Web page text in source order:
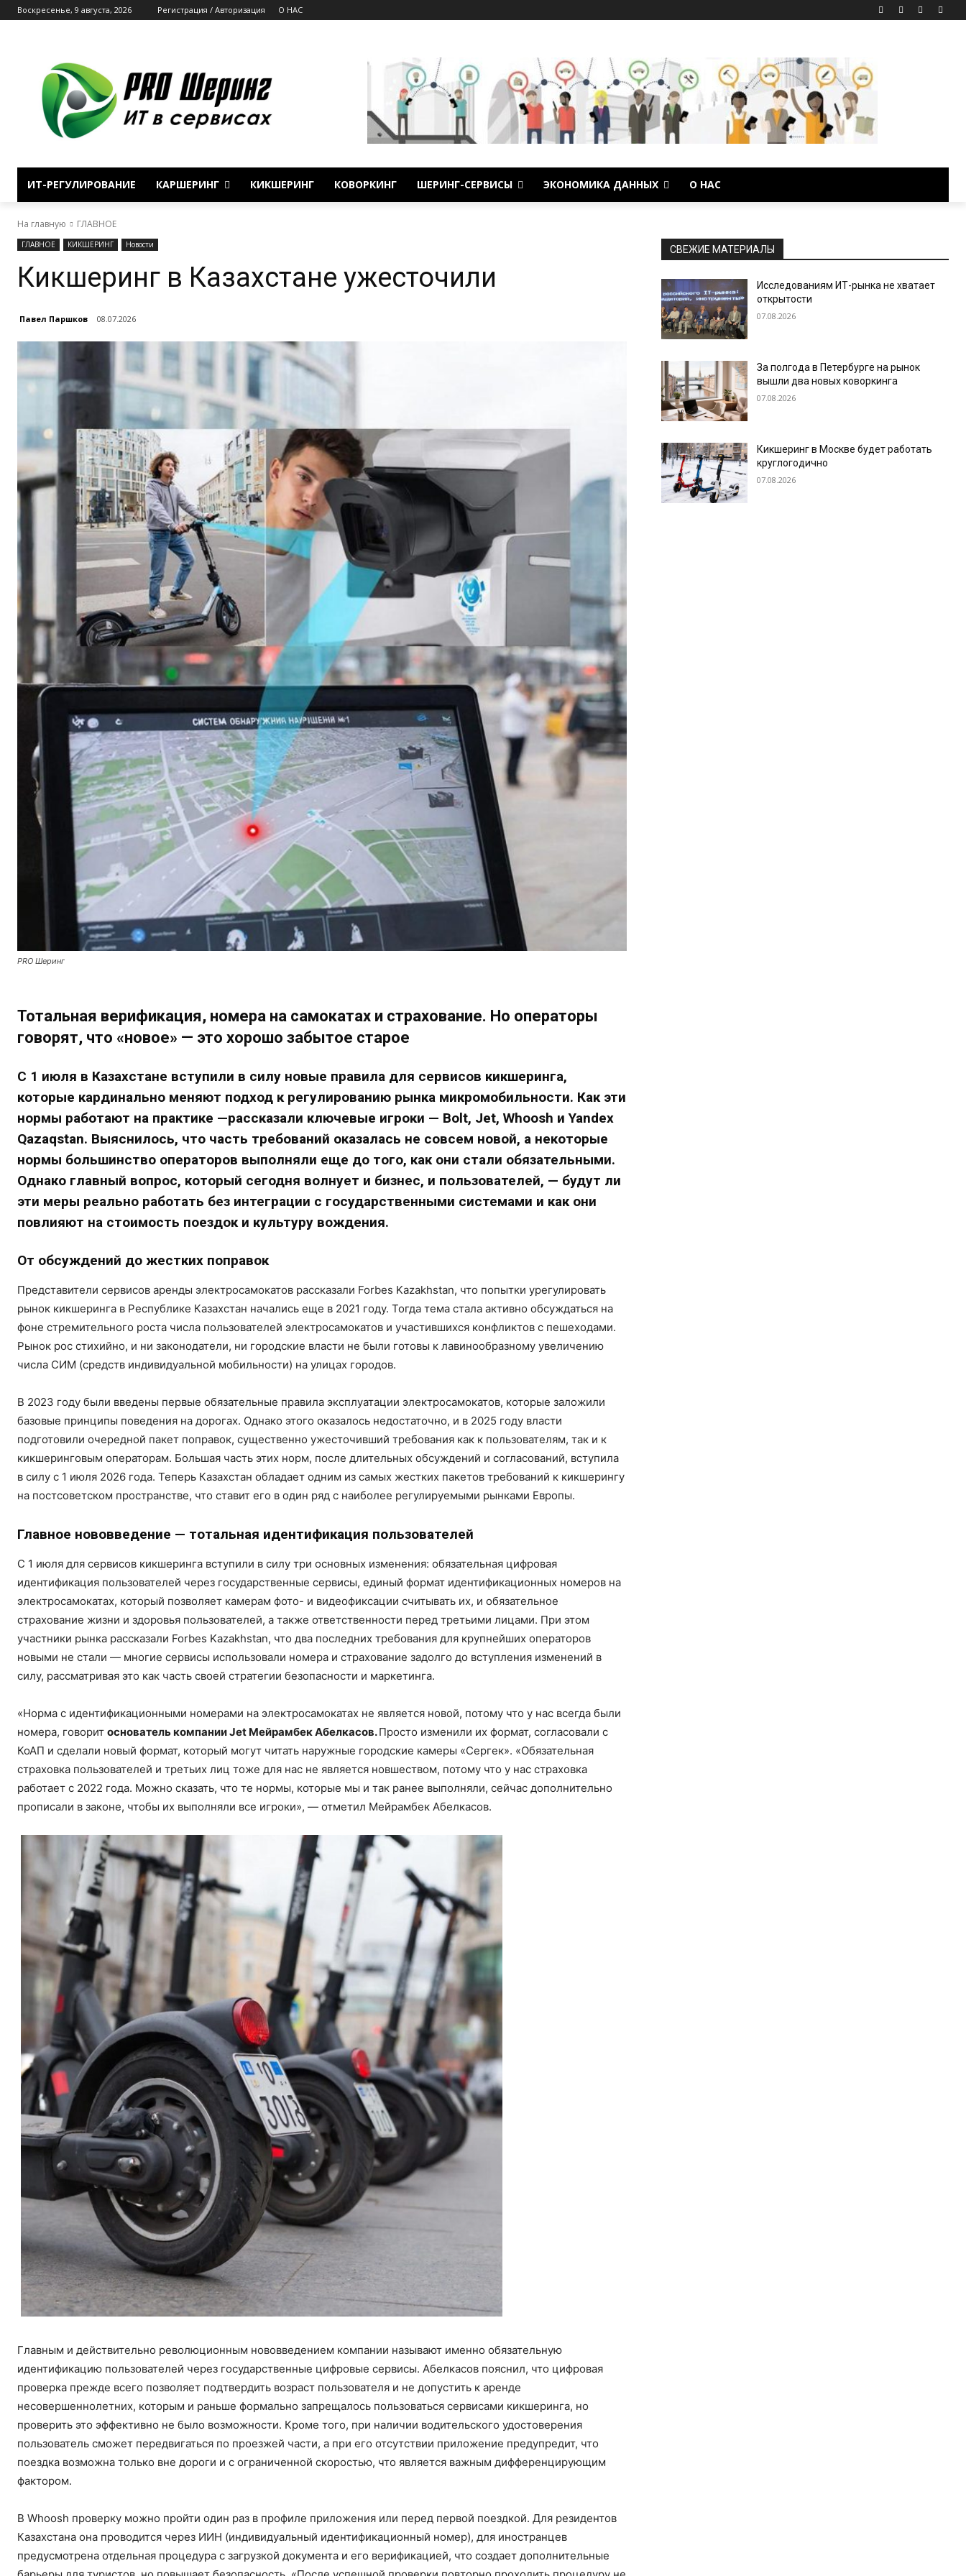
Воскресенье, 9 августа, 2026 Регистрация / Авторизация О НАС
ИТ-РЕГУЛИРОВАНИЕ КАРШЕРИНГ КИКШЕРИНГ КОВОРКИНГ ШЕРИНГ-СЕРВИСЫ ЭКОНОМИКА ДАННЫХ О НАС
На главную ГЛАВНОЕ
ГЛАВНОЕ КИКШЕРИНГ Новости
Кикшеринг в Казахстане ужесточили
Павел Паршков 08.07.2026
PRO Шеринг
Тотальная верификация, номера на самокатах и страхование. Но операторы
говорят, что «новое» — это хорошо забытое старое
С 1 июля в Казахстане вступили в силу новые правила для сервисов кикшеринга,
которые кардинально меняют подход к регулированию рынка микромобильности. Как эти
нормы работают на практике —рассказали ключевые игроки — Bolt, Jet, Whoosh и Yandex
Qazaqstan. Выяснилось, что часть требований оказалась не совсем новой, а некоторые
нормы большинство операторов выполняли еще до того, как они стали обязательными.
Однако главный вопрос, который сегодня волнует и бизнес, и пользователей, — будут ли
эти меры реально работать без интеграции с государственными системами и как они
повлияют на стоимость поездок и культуру вождения.
От обсуждений до жестких поправок
Представители сервисов аренды электросамокатов рассказали Forbes Kazakhstan, что попытки урегулировать
рынок кикшеринга в Республике Казахстан начались еще в 2021 году. Тогда тема стала активно обсуждаться на
фоне стремительного роста числа пользователей электросамокатов и участившихся конфликтов с пешеходами.
Рынок рос стихийно, и ни законодатели, ни городские власти не были готовы к лавинообразному увеличению
числа СИМ (средств индивидуальной мобильности) на улицах городов.
В 2023 году были введены первые обязательные правила эксплуатации электросамокатов, которые заложили
базовые принципы поведения на дорогах. Однако этого оказалось недостаточно, и в 2025 году власти
подготовили очередной пакет поправок, существенно ужесточивший требования как к пользователям, так и к
кикшеринговым операторам. Большая часть этих норм, после длительных обсуждений и согласований, вступила
в силу с 1 июля 2026 года. Теперь Казахстан обладает одним из самых жестких пакетов требований к кикшерингу
на постсоветском пространстве, что ставит его в один ряд с наиболее регулируемыми рынками Европы.
Главное нововведение — тотальная идентификация пользователей
С 1 июля для сервисов кикшеринга вступили в силу три основных изменения: обязательная цифровая
идентификация пользователей через государственные сервисы, единый формат идентификационных номеров на
электросамокатах, который позволяет камерам фото- и видеофиксации считывать их, и обязательное
страхование жизни и здоровья пользователей, а также ответственности перед третьими лицами. При этом
участники рынка рассказали Forbes Kazakhstan, что два последних требования для крупнейших операторов
новыми не стали — многие сервисы использовали номера и страхование задолго до вступления изменений в
силу, рассматривая это как часть своей стратегии безопасности и маркетинга.
«Норма с идентификационными номерами на электросамокатах не является новой, потому что у нас всегда были
номера, говорит основатель компании Jet Мейрамбек Абелкасов.Просто изменили их формат, согласовали с
КоАП и сделали новый формат, который могут читать наружные городские камеры «Сергек». «Обязательная
страховка пользователей и третьих лиц тоже для нас не является новшеством, потому что у нас страховка
работает с 2022 года. Можно сказать, что те нормы, которые мы и так ранее выполняли, сейчас дополнительно
прописали в законе, чтобы их выполняли все игроки», — отметил Мейрамбек Абелкасов.
Главным и действительно революционным нововведением компании называют именно обязательную
идентификацию пользователей через государственные цифровые сервисы. Абелкасов пояснил, что цифровая
проверка прежде всего позволяет подтвердить возраст пользователя и не допустить к аренде
несовершеннолетних, которым и раньше формально запрещалось пользоваться сервисами кикшеринга, но
проверить это эффективно не было возможности. Кроме того, при наличии водительского удостоверения
пользователь сможет передвигаться по проезжей части, а при его отсутствии приложение предупредит, что
поездка возможна только вне дороги и с ограниченной скоростью, что является важным дифференцирующим
фактором.
В Whoosh проверку можно пройти один раз в профиле приложения или перед первой поездкой. Для резидентов
Казахстана она проводится через ИИН (индивидуальный идентификационный номер), для иностранцев
предусмотрена отдельная процедура с загрузкой документа и его верификацией, что создает дополнительные
СВЕЖИЕ МАТЕРИАЛЫ
Исследованиям ИТ-рынка не хватает
открытости
07.08.2026
За полгода в Петербурге на рынок
вышли два новых коворкинга
07.08.2026
Кикшеринг в Москве будет работать
круглогодично
07.08.2026